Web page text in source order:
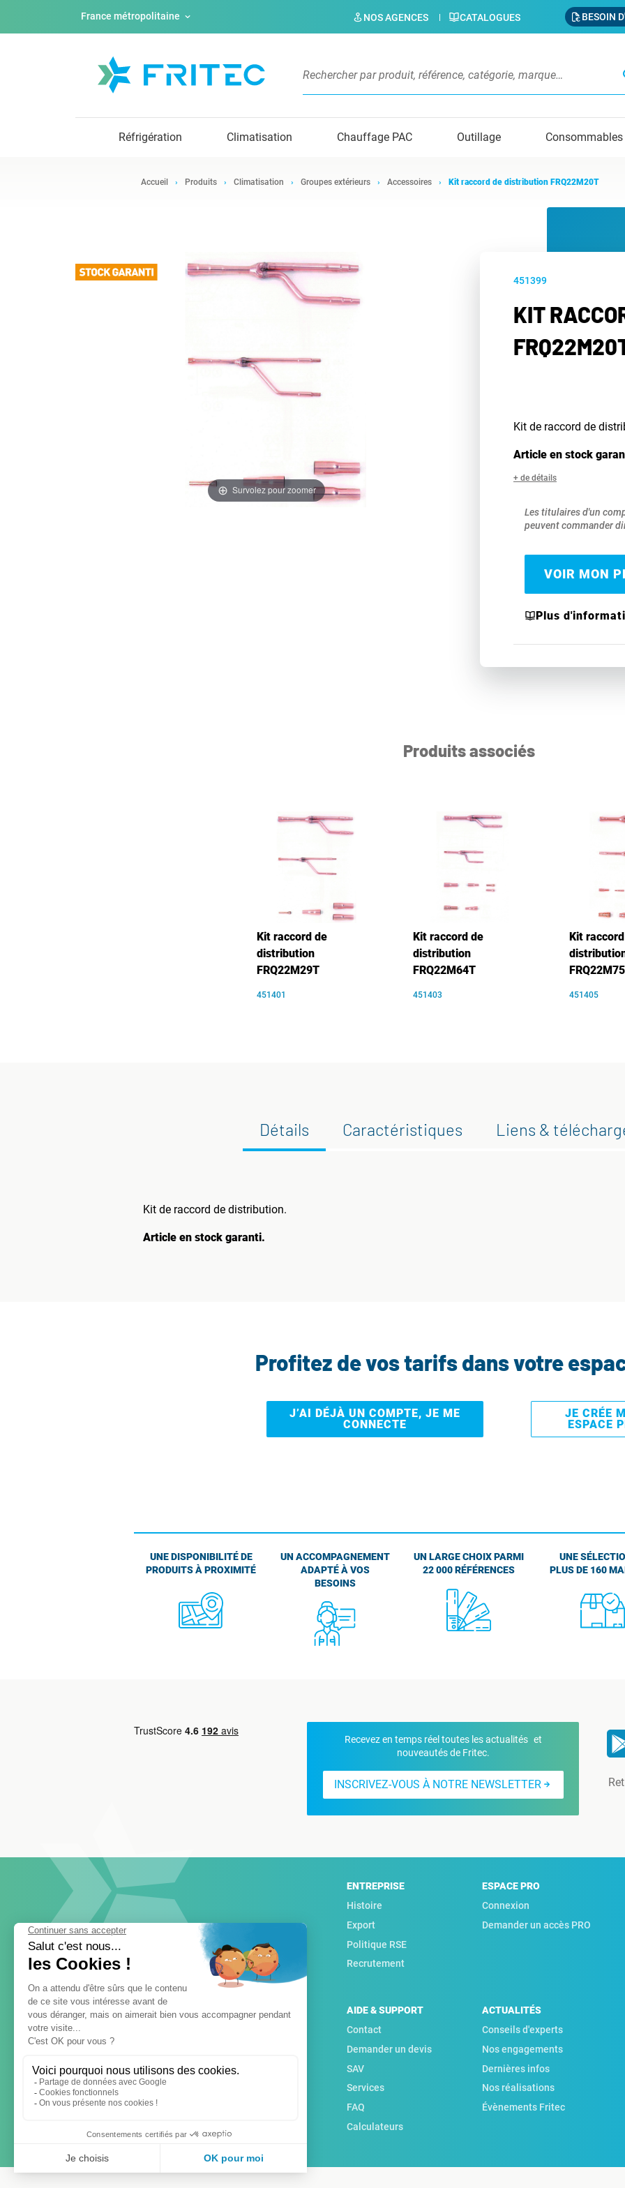
France métropolitaine NOS AGENCES CATALOGUES BESOIN
Réfrigération Climatisation Chauffage PAC Outillage Consommables
Accueil Produits Climatisation Groupes extérieurs Accessoires Kit raccord de distribution FRQ22M20T
Survolez pour zoomer
451399
KIT
Kit de raccord de
Article en stock
+ de détails
Les titulaires d'un
peuvent commander
VOIR MON
Plus
Produits associés
Kit raccord de
distribution
FRQ22M29T
451401
Kit raccord de
distribution
FRQ22M64T
451403
Kit
451405
Détails Caractéristiques Liens &
Kit de raccord de distribution.
Article en stock garanti.
Profitez de vos tarifs dans votre
J’AI DÉJÀ UN COMPTE, JE ME
CONNECTE
JE CRÉE
ESPACE
UNE DISPONIBILITÉ DE
PRODUITS À PROXIMITÉ
UN ACCOMPAGNEMENT
ADAPTÉ À VOS
BESOINS
UN LARGE CHOIX PARMI
22 000 RÉFÉRENCES
UNE
PLUS DE 160
Recevez en temps réel toutes les actualités et
nouveautés de Fritec.
INSCRIVEZ-VOUS À NOTRE NEWSLETTER
ENTREPRISE
Histoire
Export
Politique RSE
Recrutement
ESPACE PRO
Connexion
Demander un accès PRO
AIDE & SUPPORT
Contact
Demander un devis
SAV
Services
FAQ
Calculateurs
ACTUALITÉS
Conseils d'experts
Nos engagements
Dernières infos
Nos réalisations
Évènements Fritec